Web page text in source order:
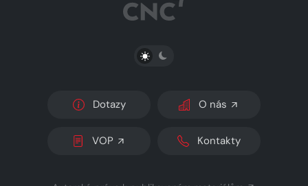
PŘEPNOUT SVĚTLÝ/TMAVÝ REŽIM
Dotazy O nás
VOP Kontakty